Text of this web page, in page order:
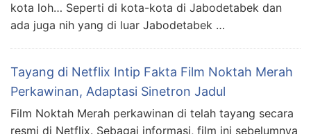
kota loh… Seperti di kota-kota di Jabodetabek dan
ada juga nih yang di luar Jabodetabek …
Tayang di Netflix Intip Fakta Film Noktah Merah
Perkawinan, Adaptasi Sinetron Jadul
Film Noktah Merah perkawinan di telah tayang secara
resmi di Netflix. Sebagai informasi, film ini sebelumnya